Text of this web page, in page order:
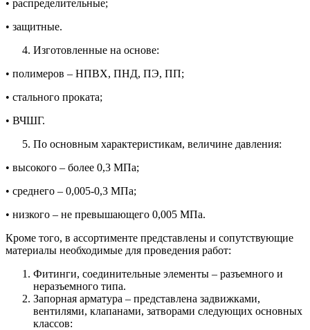
• распределительные;
• защитные.
Изготовленные на основе:
• полимеров – НПВХ, ПНД, ПЭ, ПП;
• стального проката;
• ВЧШГ.
По основным характеристикам, величине давления:
• высокого – более 0,3 МПа;
• среднего – 0,005-0,3 МПа;
• низкого – не превышающего 0,005 МПа.
Кроме того, в ассортименте представлены и сопутствующие
материалы необходимые для проведения работ:
Фитинги, соединительные элементы – разъемного и
неразъемного типа.
Запорная арматура – представлена задвижками,
вентилями, клапанами, затворами следующих основных
классов: